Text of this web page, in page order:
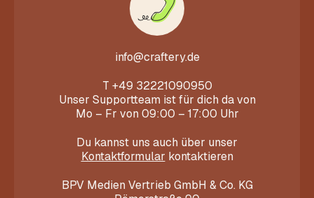
info@craftery.de
T +49 32221090950
Unser Supportteam ist für dich da von
Mo – Fr von 09:00 – 17:00 Uhr
Du kannst uns auch über unser
Kontaktformular kontaktieren
BPV Medien Vertrieb GmbH & Co. KG